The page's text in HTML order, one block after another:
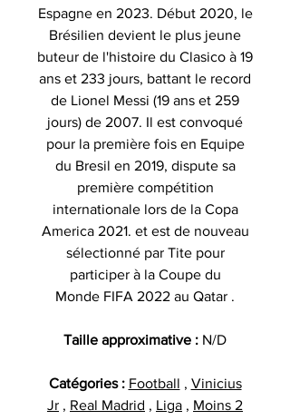
Espagne en 2023. Début 2020, le
Brésilien devient le plus jeune
buteur de l'histoire du Clasico à 19
ans et 233 jours, battant le record
de Lionel Messi (19 ans et 259
jours) de 2007. Il est convoqué
pour la première fois en Equipe
du Bresil en 2019, dispute sa
première compétition
internationale lors de la Copa
America 2021. et est de nouveau
sélectionné par Tite pour
participer à la Coupe du
Monde FIFA 2022 au Qatar .
Taille approximative : N/D
Catégories : Football , Vinicius
Jr , Real Madrid , Liga , Moins 2